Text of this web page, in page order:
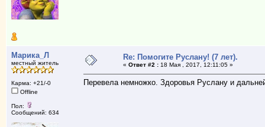
Марика_Л
местный житель
Карма: +21/-0
Offline
Пол:
Сообщений: 634
Re: Помогите Руслану! (7 лет).
« Ответ #2 :18 Мая , 2017, 12:11:05 »
Перевела немножко. Здоровья Руслану и